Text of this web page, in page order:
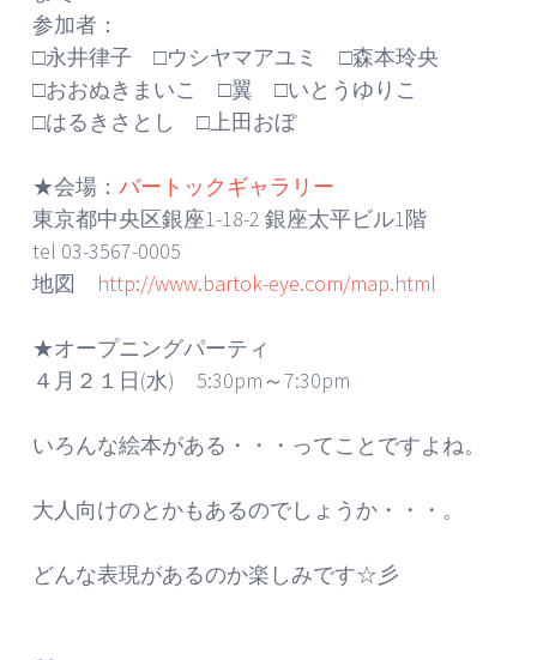
参加者：
□永井律子 □ウシヤマアユミ □森本玲央
□おおぬきまいこ □翼 □いとうゆりこ
□はるきさとし □上田おぼ
★会場： バートックギャラリー
東京都中央区銀座1-18-2 銀座太平ビル1階
tel 03-3567-0005
地図 http://www.bartok-eye.com/map.html
★オープニングパーティ
４月２１日(水) 5:30pm～7:30pm
いろんな絵本がある・・・ってことですよね。
大人向けのとかもあるのでしょうか・・・。
どんな表現があるのか楽しみです☆彡